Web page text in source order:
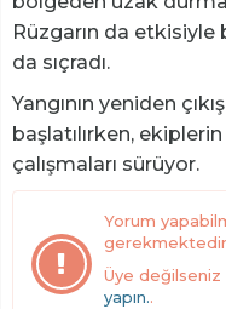
Rüzgarın da etkisiyle
da sıçradı.
Yangının yeniden
başlatılırken,
çalışmaları sürüyor.
Yorum
Üye değilseniz
yapın..